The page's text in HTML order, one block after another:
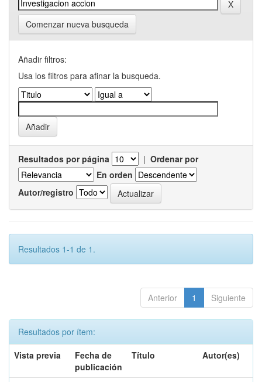
Comenzar nueva busqueda
Añadir filtros:
Usa los filtros para afinar la busqueda.
Resultados por página | Ordenar por
En orden
Autor/registro
Resultados 1-1 de 1.
Anterior 1 Siguiente
Resultados por ítem:
Vista previa
Fecha de
publicación
Título Autor(es)